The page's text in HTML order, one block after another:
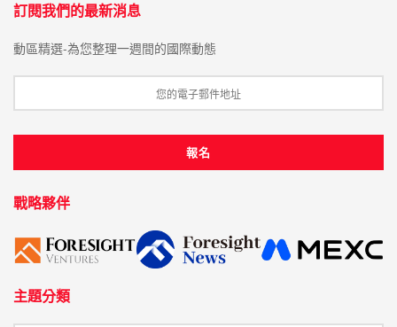
訂閱我們的最新消息
動區精選-為您整理一週間的國際動態
戰略夥伴
主題分類